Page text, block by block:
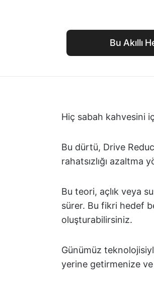
Bu Akıllı
Hiç sabah kahvesini
Bu dürtü, Drive
rahatsızlığı azaltma
Bu teori, açlık veya
sürer. Bu fikri hedef
oluşturabilirsiniz.
Günümüz
yerine getirmenize